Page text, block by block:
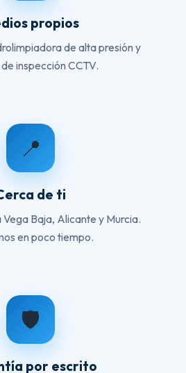
propios
de alta presión y
inspección CCTV.
📍
de ti
Baja, Alicante y Murcia.
en poco tiempo.
🛡️
por escrito